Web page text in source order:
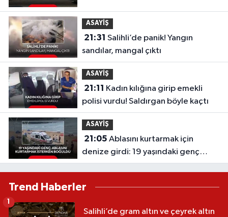
ASAYİŞ
21:31
sandılar, mangal çıktı
ASAYİŞ
21:11
polisi vurdu! Saldırgan böyle kaçtı
ASAYİŞ
21:05
denize girdi: 19 yaşındaki genç
hayatını kaybetti
Trend Haberler
Salihli’de gram altın ve çeyrek altın
1